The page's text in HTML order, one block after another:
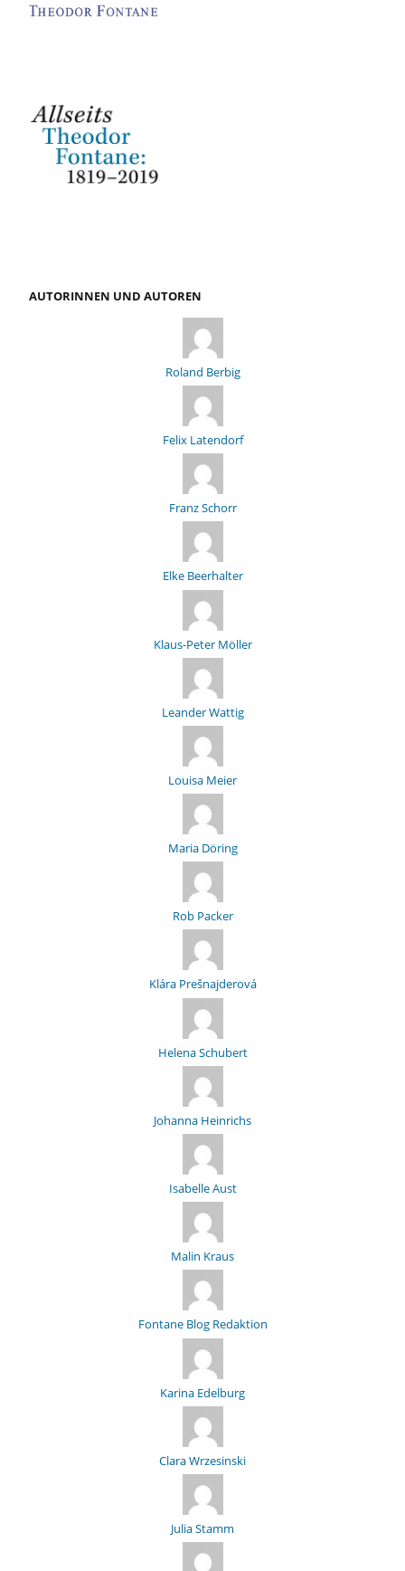
AUTORINNEN UND AUTOREN
Roland Berbig
Felix Latendorf
Franz Schorr
Elke Beerhalter
Klaus-Peter Möller
Leander Wattig
Louisa Meier
Maria Döring
Rob Packer
Klára Prešnajderová
Helena Schubert
Johanna Heinrichs
Isabelle Aust
Malin Kraus
Fontane Blog Redaktion
Karina Edelburg
Clara Wrzesinski
Julia Stamm